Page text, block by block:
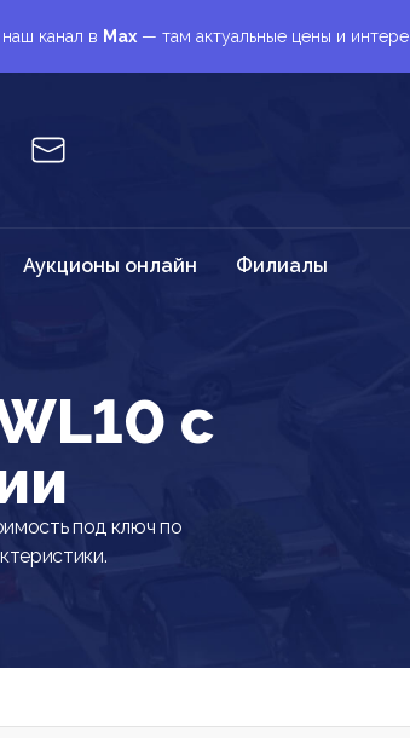
канал в Max — там актуальные цены и
Аукционы онлайн Филиалы
c
под ключ по